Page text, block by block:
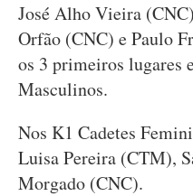
José Alho Vieira
Orfão (CNC) e Paulo
os 3 primeiros lugares
Masculinos.
Nos K1 Cadetes
Luisa Pereira (CTM),
Morgado (CNC).